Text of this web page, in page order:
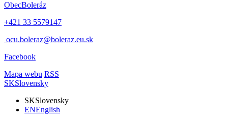
ObecBoleráz
+421 33 5579147
ocu.boleraz@boleraz.eu.sk
Facebook
Mapa webu RSS
SKSlovensky
SKSlovensky
ENEnglish